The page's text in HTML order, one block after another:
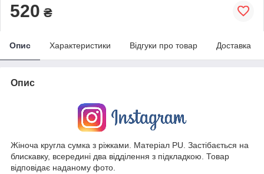
520 ₴
Опис Характеристики Відгуки про товар Доставка
Опис
Жіноча кругла сумка з ріжками. Матеріал PU. Застібається на
блискавку, всередині два відділення з підкладкою. Товар
відповідає наданому фото.